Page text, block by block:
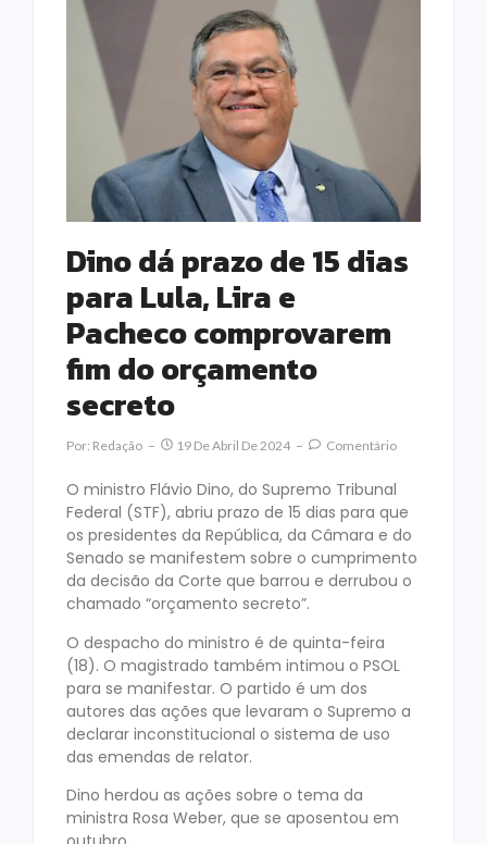
Dino dá prazo de 15 dias
para Lula, Lira e
Pacheco comprovarem
fim do orçamento
secreto
Por: Redação 19 De Abril De 2024 Comentário
O ministro Flávio Dino, do Supremo Tribunal
Federal (STF), abriu prazo de 15 dias para que
os presidentes da República, da Câmara e do
Senado se manifestem sobre o cumprimento
da decisão da Corte que barrou e derrubou o
chamado “orçamento secreto”.
O despacho do ministro é de quinta-feira
(18). O magistrado também intimou o PSOL
para se manifestar. O partido é um dos
autores das ações que levaram o Supremo a
declarar inconstitucional o sistema de uso
das emendas de relator.
Dino herdou as ações sobre o tema da
ministra Rosa Weber, que se aposentou em